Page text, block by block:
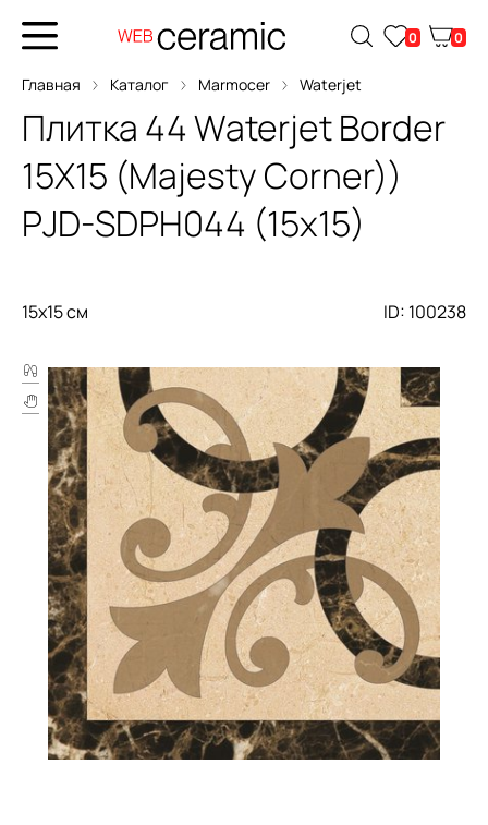
0 0
Главная Каталог Marmocer Waterjet
Плитка 44 Waterjet Border
15X15 (Majesty Corner))
PJD-SDPH044 (15x15)
15x15 см ID: 100238